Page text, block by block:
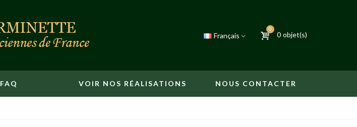
Français
0
0 objet(s)
FAQ VOIR NOS RÉALISATIONS NOUS CONTACTER